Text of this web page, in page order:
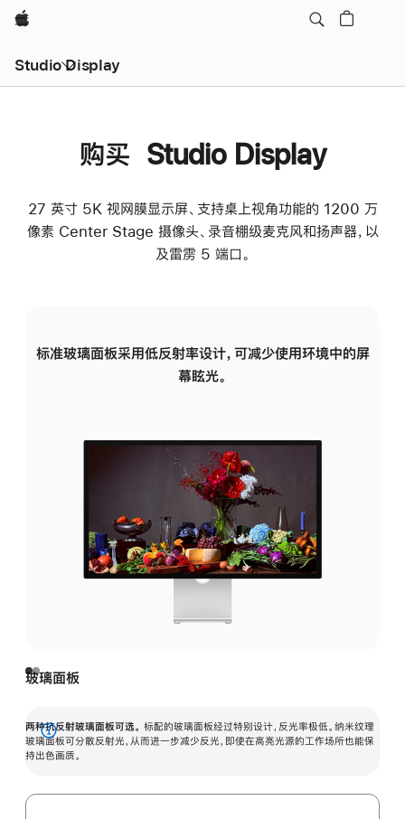
Apple
Studio Display
购买 Studio Display
27 英寸 5K 视网膜显示屏、支持桌上视角功能的 1200 万
像素 Center Stage 摄像头、录音棚级麦克风和扬声器，以
及雷雳 5 端口。
标准玻璃面板采用低反射率设计，可减少使用环境中的屏
幕眩光。
玻璃面板
两种抗反射玻璃面板可选。 标配的玻璃面板经过特别设计，反光率极低。纳米纹理
玻璃面板可分散反射光，从而进一步减少反光，即使在高亮光源的工作场所也能保
持出色画质。
展
开